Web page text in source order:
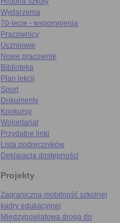
Wydarzenia
70-lecie - wspomnienia
Pracownicy
Uczniowie
Nowe pracownie
Biblioteka
Plan lekcji
Sport
Dokumenty
Konkursy
Wolontariat
Przydatne linki
Lista podręczników
Deklaracja dostępności
Projekty
Zagraniczna mobilność szkolnej
kadry edukacyjnej
Międzypowiatowa droga do